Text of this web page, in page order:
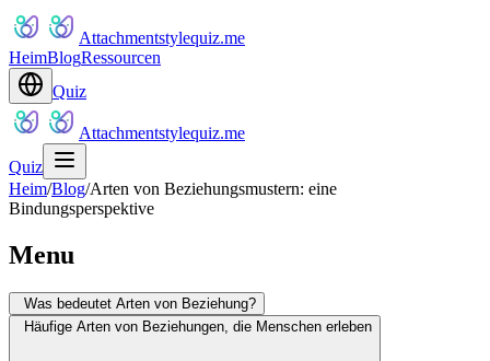
Attachmentstylequiz.me
HeimBlogRessourcen
Quiz
Attachmentstylequiz.me
Quiz
Heim/Blog/Arten von Beziehungsmustern: eine
Bindungsperspektive
Menu
Was bedeutet Arten von Beziehung?
Häufige Arten von Beziehungen, die Menschen erleben